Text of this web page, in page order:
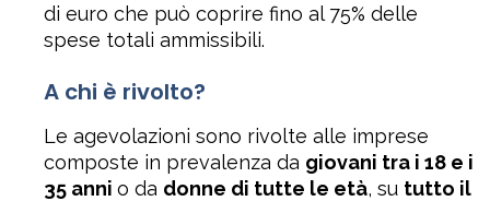
di euro che può coprire fino al 75% delle
spese totali ammissibili.
A chi è rivolto?
Le agevolazioni sono rivolte alle imprese
composte in prevalenza da giovani tra i 18 e i
35 anni o da donne di tutte le età, su tutto il